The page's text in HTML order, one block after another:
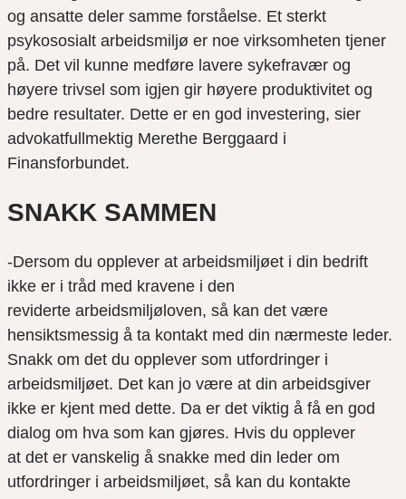
og ansatte deler samme forståelse. Et sterkt
psykososialt arbeidsmiljø er noe virksomheten tjener
på. Det vil kunne medføre lavere sykefravær og
høyere trivsel som igjen gir høyere produktivitet og
bedre resultater. Dette er en god investering, sier
advokatfullmektig Merethe Berggaard i
Finansforbundet.
SNAKK SAMMEN
-Dersom du opplever at arbeidsmiljøet i din bedrift
ikke er i tråd med kravene i den
reviderte arbeidsmiljøloven, så kan det være
hensiktsmessig å ta kontakt med din nærmeste leder.
Snakk om det du opplever som utfordringer i
arbeidsmiljøet. Det kan jo være at din arbeidsgiver
ikke er kjent med dette. Da er det viktig å få en god
dialog om hva som kan gjøres. Hvis du opplever
at det er vanskelig å snakke med din leder om
utfordringer i arbeidsmiljøet, så kan du kontakte